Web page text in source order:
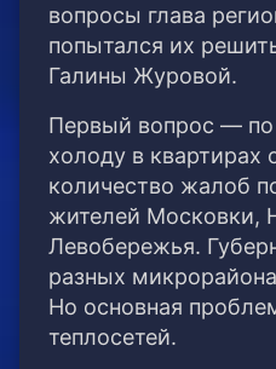
вопросы глава
попытался их
Галины Журовой.
Первый вопрос — по
холоду в
количество жалоб
жителей Московки,
Левобережья.
разных
Но основная
теплосетей.